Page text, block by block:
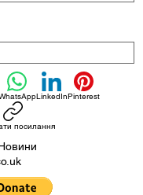
LinkedInPinterest
посилання